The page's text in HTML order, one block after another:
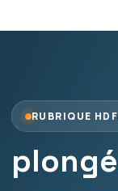
RUBRIQUE